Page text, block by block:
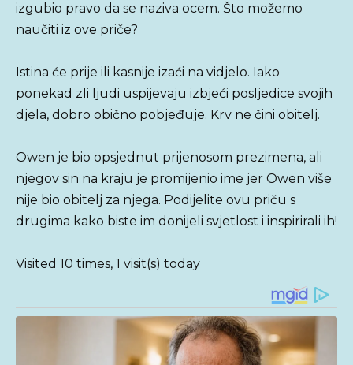
izgubio pravo da se naziva ocem. Što možemo
naučiti iz ove priče?
Istina će prije ili kasnije izaći na vidjelo. Iako
ponekad zli ljudi uspijevaju izbjeći posljedice svojih
djela, dobro obično pobjeđuje. Krv ne čini obitelj.
Owen je bio opsjednut prijenosom prezimena, ali
njegov sin na kraju je promijenio ime jer Owen više
nije bio obitelj za njega. Podijelite ovu priču s
drugima kako biste im donijeli svjetlost i inspirirali ih!
Visited 10 times, 1 visit(s) today